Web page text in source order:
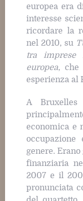
europea era
interesse
ricordare la
nel 2010, su
tra imprese
europea, che
esperienza al
A
economica e
genere.
finanziaria
2007 e il
pronunciata